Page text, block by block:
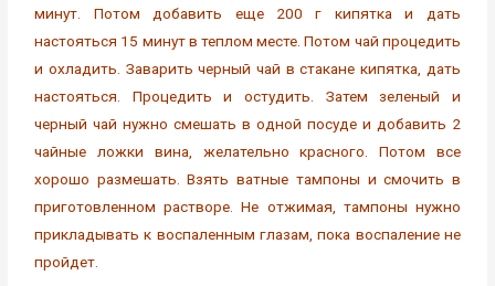
минут. Потом добавить еще 200 г кипятка и дать
настояться 15 минут в теплом месте. Потом чай процедить
и охладить. Заварить черный чай в стакане кипятка, дать
настояться. Процедить и остудить. Затем зеленый и
черный чай нужно смешать в одной посуде и добавить 2
чайные ложки вина, желательно красного. Потом все
хорошо размешать. Взять ватные тампоны и смочить в
приготовленном растворе. Не отжимая, тампоны нужно
прикладывать к воспаленным глазам, пока воспаление не
пройдет.